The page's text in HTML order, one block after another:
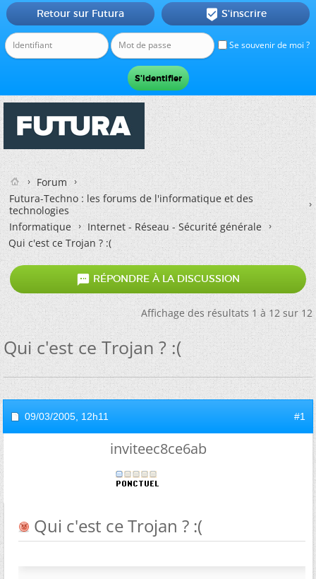
Se souvenir de moi ?
Retour sur Futura  S'inscrire
Forum
Futura-Techno : les forums de l'informatique et des
technologies
Informatique
Internet - Réseau - Sécurité générale
Qui c'est ce Trojan ? :(
 RÉPONDRE À LA DISCUSSION
Affichage des résultats 1 à 12 sur 12
Qui c'est ce Trojan ? :(
09/03/2005, 12h11 #1
inviteec8ce6ab
Qui c'est ce Trojan ? :(